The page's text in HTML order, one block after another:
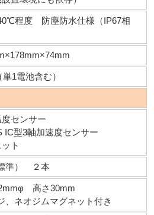
程度 防塵防水仕様（IP67相
1電池含む）
センサー
IC型3軸加速度センサー
ト
準） ２本
高さ30mm
、ネオジムマグネット付き